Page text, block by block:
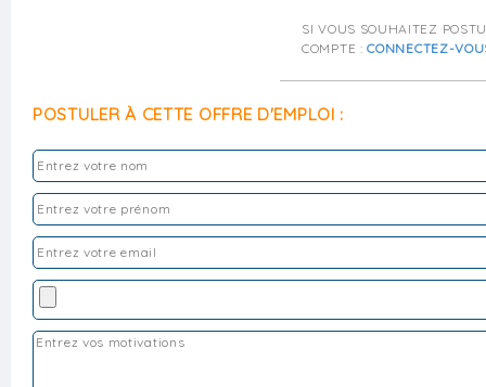
SI VOUS SOUHAITEZ
COMPTE :CONNECTEZ-
POSTULER À CETTE OFFRE D'EMPLOI :